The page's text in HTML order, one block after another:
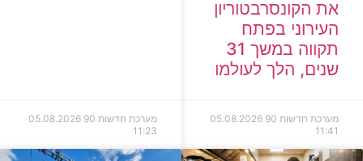
את הקונסרבטוריון
העירוני בפתח
תקווה במשך 31
שנים, הלך לעולמו
מערכת חדשות 90
05.08.2026
11:41
מערכת חדשות 90
05.08.2026
11:23